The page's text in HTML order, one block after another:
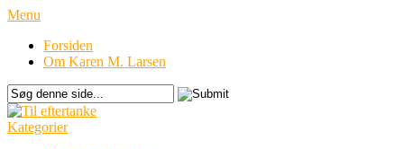
Menu
Forsiden
Om Karen M. Larsen
Kategorier